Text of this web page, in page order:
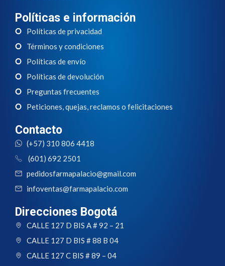
Políticas e información
Políticas de privacidad
Términos y condiciones
Políticas de envío
Políticas de devolución
Preguntas frecuentes
Peticiones, quejas, reclamos o felicitaciones
Contacto
(+57) 310 806 4418
(601) 692 2501
pedidosfarmapalacio@gmail.com
infoventas@farmapalacio.com
Direcciones Bogotá
CALLE 127 D BIS A # 92 – 21
CALLE 127 D BIS # 88 B 04
CALLE 127 C BIS # 89 – 04